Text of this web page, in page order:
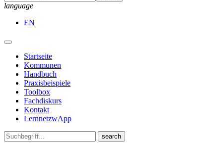
language
EN
Startseite
Kommunen
Handbuch
Praxisbeispiele
Toolbox
Fachdiskurs
Kontakt
LernnetzwApp